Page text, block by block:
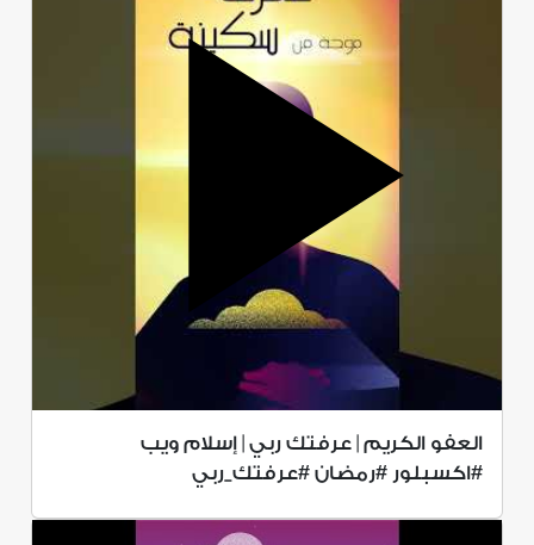
العفو الكريم | عرفتك ربي | إسلام ويب
#اكسبلور #رمضان #عرفتك_ربي